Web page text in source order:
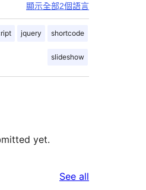
顯示全部2個語言
jquery shortcode
slideshow
yet.
See all